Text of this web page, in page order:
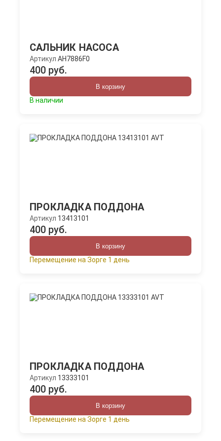
САЛЬНИК НАСОСА
Артикул AH7886F0
400 руб.
В корзину
В наличии
ПРОКЛАДКА ПОДДОНА
Артикул 13413101
400 руб.
В корзину
Перемещение на Зорге 1 день
ПРОКЛАДКА ПОДДОНА
Артикул 13333101
400 руб.
В корзину
Перемещение на Зорге 1 день